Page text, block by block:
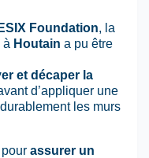
Foundation, la
à Houtain a pu être
et décaper la
d’appliquer une
les murs
assurer un